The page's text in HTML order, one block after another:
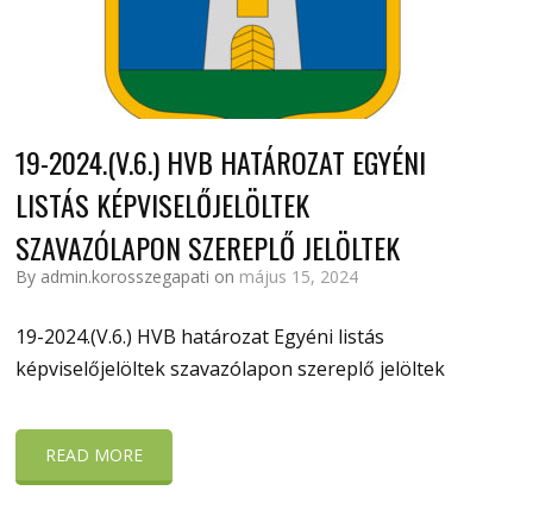
19-2024.(V.6.) HVB HATÁROZAT EGYÉNI
LISTÁS KÉPVISELŐJELÖLTEK
SZAVAZÓLAPON SZEREPLŐ JELÖLTEK
By admin.korosszegapati on május 15, 2024
19-2024.(V.6.) HVB határozat Egyéni listás
képviselőjelöltek szavazólapon szereplő jelöltek
READ MORE